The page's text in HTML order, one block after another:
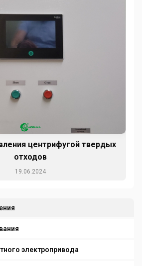
центрифугой твердых
отходов
19.06.2024
электропривода